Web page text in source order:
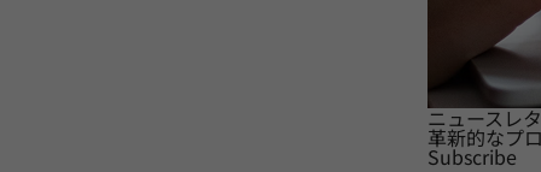
ニュースレ
革新的なプ
Subscribe